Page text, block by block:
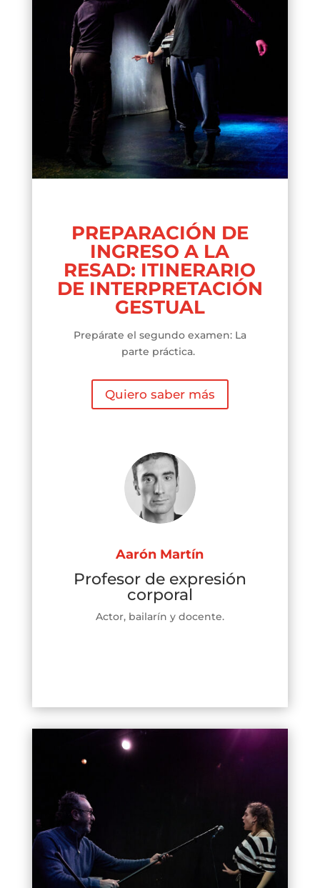
PREPARACIÓN DE
INGRESO A LA
RESAD: ITINERARIO
DE INTERPRETACIÓN
GESTUAL
Prepárate el segundo examen: La
parte práctica.
Quiero saber más
Aarón Martín
Profesor de expresión
corporal
Actor, bailarín y docente.